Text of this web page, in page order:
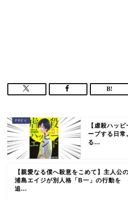
【虐殺ハッ
ープする日
る...
【親愛なる僕へ殺意をこめて】主人公の
浦島エイジが別人格「B一」の行動を
追...